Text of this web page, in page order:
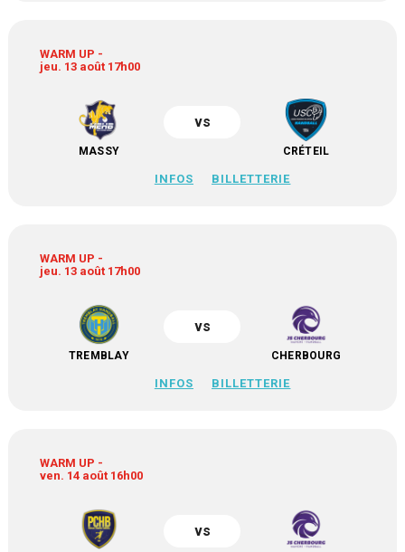
WARM UP -
jeu. 13 août 17h00
MASSY
vs
CRÉTEIL
INFOS BILLETTERIE
WARM UP -
jeu. 13 août 17h00
TREMBLAY
vs
CHERBOURG
INFOS BILLETTERIE
WARM UP -
ven. 14 août 16h00
vs